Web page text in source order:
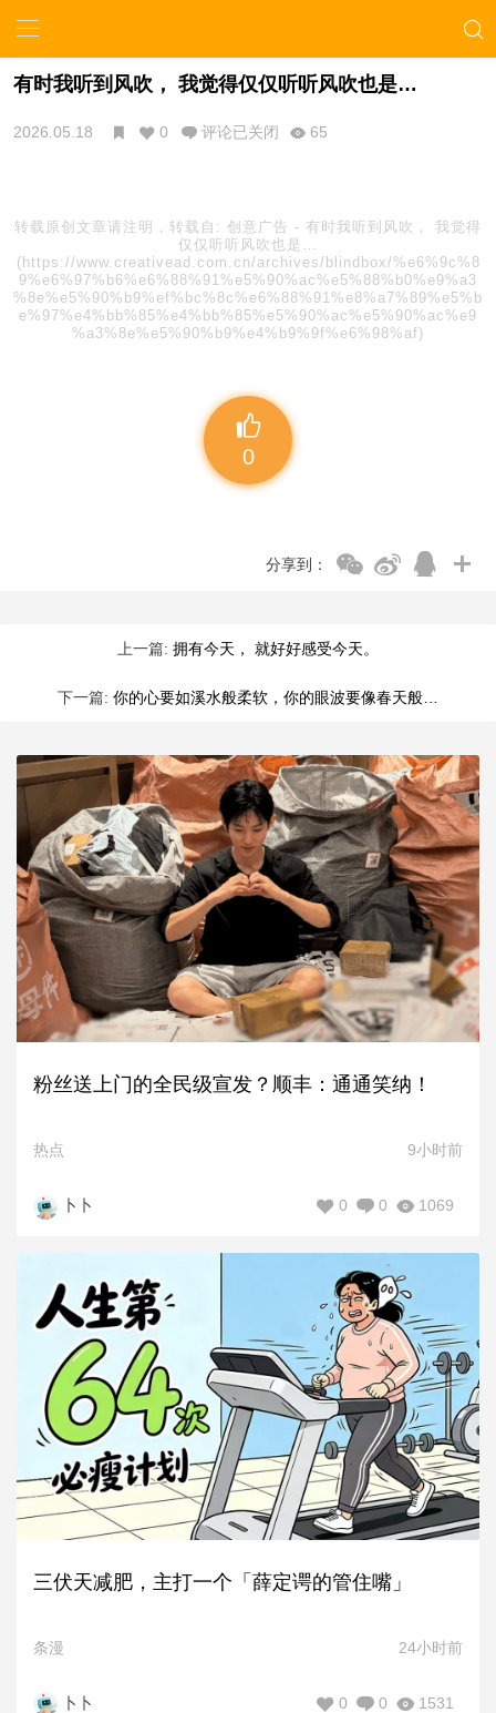
有时我听到风吹， 我觉得仅仅听听风吹也是…
2026.05.18 0 评论已关闭 65
转载原创文章请注明，转载自: 创意广告 - 有时我听到风吹， 我觉得
仅仅听听风吹也是…
(https://www.creativead.com.cn/archives/blindbox/%e6%9c%8
9%e6%97%b6%e6%88%91%e5%90%ac%e5%88%b0%e9%a3
%8e%e5%90%b9%ef%bc%8c%e6%88%91%e8%a7%89%e5%b
e%97%e4%bb%85%e4%bb%85%e5%90%ac%e5%90%ac%e9
%a3%8e%e5%90%b9%e4%b9%9f%e6%98%af)
0
分享到：
上一篇: 拥有今天， 就好好感受今天。
下一篇: 你的心要如溪水般柔软，你的眼波要像春天般…
粉丝送上门的全民级宣发？顺丰：通通笑纳！
热点 9小时前
卜卜 1069
0
0
三伏天减肥，主打一个「薛定谔的管住嘴」
条漫 24小时前
卜卜 1531
0
0